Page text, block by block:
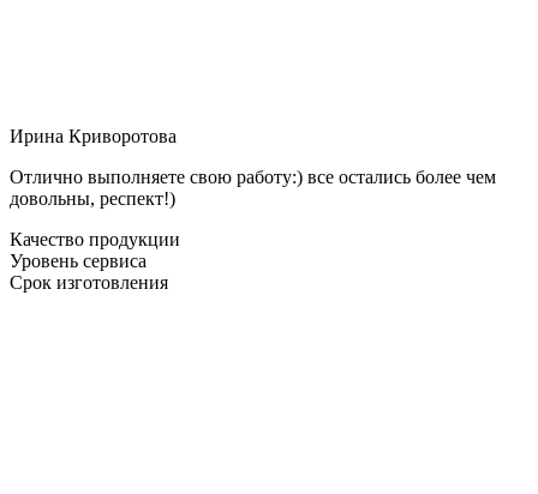
Ирина Криворотова
Отлично выполняете свою работу:) все остались более чем
довольны, респект!)
Качество продукции
Уровень сервиса
Срок изготовления